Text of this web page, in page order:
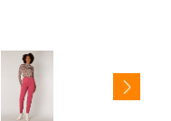
Next